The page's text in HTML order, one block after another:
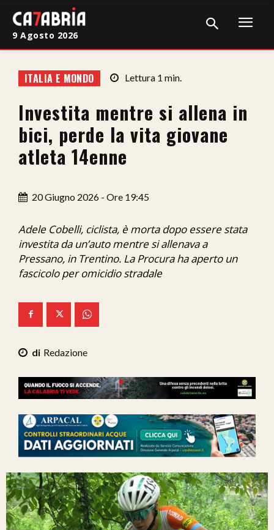
Cronaca
Giudiziaria
Politica
Attualità
Sanità
Economia
Ita-Mondo
C7 Play
9 Agosto 2026
ITALIA E MONDO Lettura 1 min.
Investita mentre si allena in
bici, perde la vita giovane
atleta 14enne
20 Giugno 2026 - Ore 19:45
Adele Cobelli, ciclista, è morta dopo essere stata
investita da un’auto mentre si allenava a
Pressano, in Trentino. La Procura ha aperto un
fascicolo per omicidio stradale
Redazione